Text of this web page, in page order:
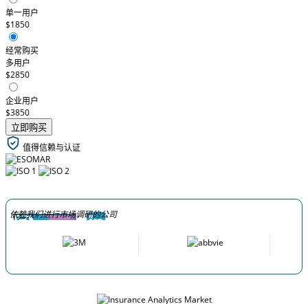
单一用户
$1850
经常购买
多用户
$2850
企业用户
$3850
立即购买
值得信赖与认证
依赖我们进行市场调研的公司